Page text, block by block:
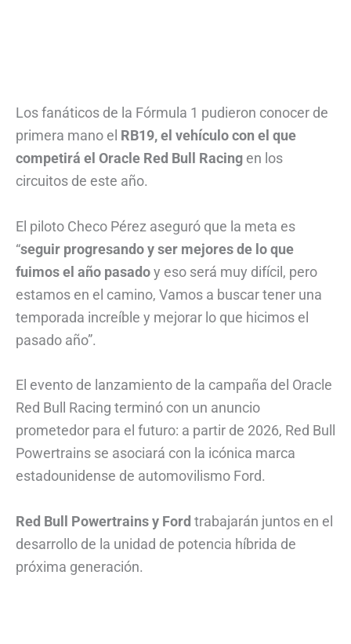
Los fanáticos de la Fórmula 1 pudieron conocer de
primera mano el RB19, el vehículo con el que
competirá el Oracle Red Bull Racing en los
circuitos de este año.
El piloto Checo Pérez aseguró que la meta es
“seguir progresando y ser mejores de lo que
fuimos el año pasadoy eso será muy difícil, pero
estamos en el camino, Vamos a buscar tener una
temporada increíble y mejorar lo que hicimos el
pasado año”.
El evento de lanzamiento de la campaña del Oracle
Red Bull Racing terminó con un anuncio
prometedor para el futuro: a partir de 2026, Red Bull
Powertrains se asociará con la icónica marca
estadounidense de automovilismo Ford.
Red Bull Powertrains y Ford trabajarán juntos en el
desarrollo de la unidad de potencia híbrida de
próxima generación.